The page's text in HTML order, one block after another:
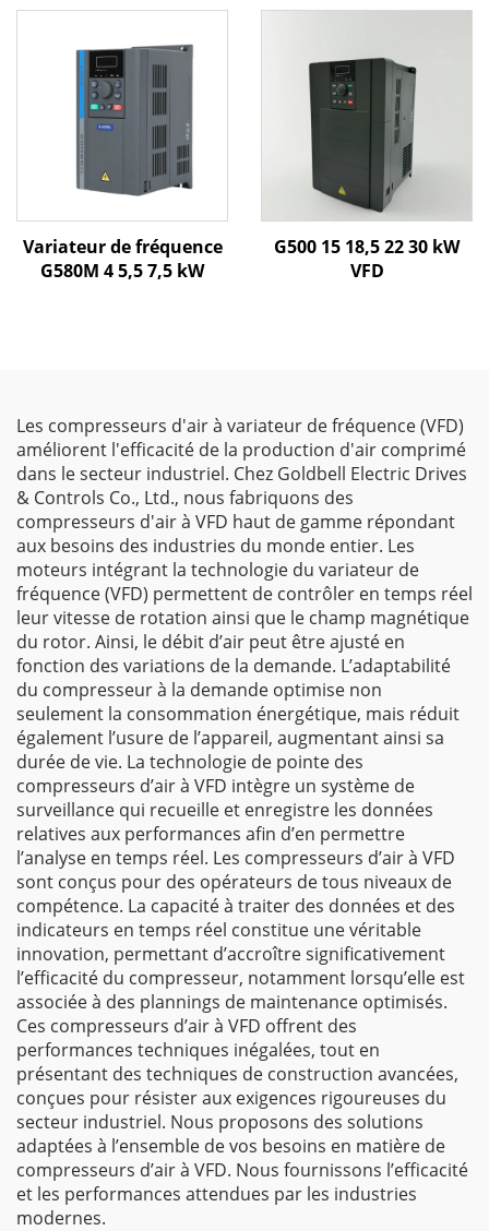
Variateur de fréquence
G580M 4 5,5 7,5 kW
G500 15 18,5 22 30 kW
VFD
Les compresseurs d'air à variateur de fréquence (VFD)
améliorent l'efficacité de la production d'air comprimé
dans le secteur industriel. Chez Goldbell Electric Drives
& Controls Co., Ltd., nous fabriquons des
compresseurs d'air à VFD haut de gamme répondant
aux besoins des industries du monde entier. Les
moteurs intégrant la technologie du variateur de
fréquence (VFD) permettent de contrôler en temps réel
leur vitesse de rotation ainsi que le champ magnétique
du rotor. Ainsi, le débit d’air peut être ajusté en
fonction des variations de la demande. L’adaptabilité
du compresseur à la demande optimise non
seulement la consommation énergétique, mais réduit
également l’usure de l’appareil, augmentant ainsi sa
durée de vie. La technologie de pointe des
compresseurs d’air à VFD intègre un système de
surveillance qui recueille et enregistre les données
relatives aux performances afin d’en permettre
l’analyse en temps réel. Les compresseurs d’air à VFD
sont conçus pour des opérateurs de tous niveaux de
compétence. La capacité à traiter des données et des
indicateurs en temps réel constitue une véritable
innovation, permettant d’accroître significativement
l’efficacité du compresseur, notamment lorsqu’elle est
associée à des plannings de maintenance optimisés.
Ces compresseurs d’air à VFD offrent des
performances techniques inégalées, tout en
présentant des techniques de construction avancées,
conçues pour résister aux exigences rigoureuses du
secteur industriel. Nous proposons des solutions
adaptées à l’ensemble de vos besoins en matière de
compresseurs d’air à VFD. Nous fournissons l’efficacité
et les performances attendues par les industries
modernes.